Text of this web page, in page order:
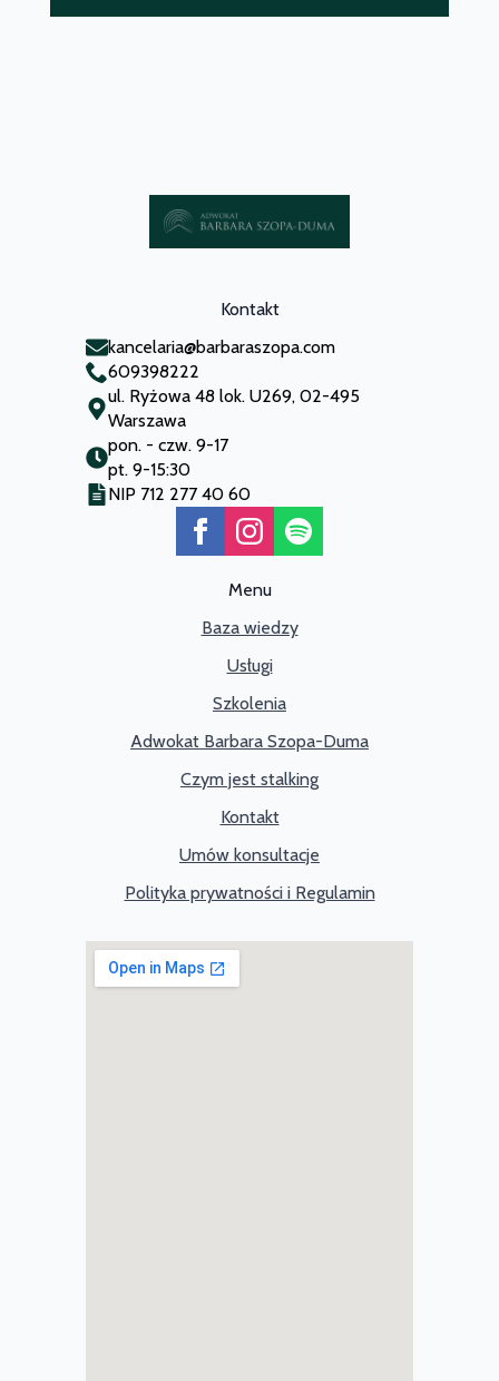
Kontakt
kancelaria@barbaraszopa.com
609398222
ul. Ryżowa 48 lok. U269, 02-495
Warszawa
pon. - czw. 9-17
pt. 9-15:30
NIP 712 277 40 60
Menu
Baza wiedzy
Usługi
Szkolenia
Adwokat Barbara Szopa-Duma
Czym jest stalking
Kontakt
Umów konsultacje
Polityka prywatności i Regulamin